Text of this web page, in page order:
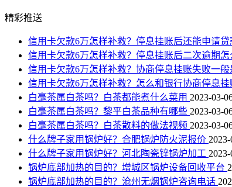
精彩推送
信用卡欠款6万怎样补救？停息挂账后还能申请贷
信用卡欠款6万怎样补救？停息挂账后二次逾期怎
信用卡欠款6万怎样补救？协商停息挂账失败一般
信用卡欠款6万怎样补救？怎么和银行协商停息挂
白毫茶属白茶吗？白茶都能煮什么菜用 2023-03-
白毫茶属白茶吗？黎平白茶品种有哪些 2023-03-
白毫茶属白茶吗？白茶散料的做法视频 2023-03-
什么牌子家用锅炉好？合肥锅炉防火泥报价
什么牌子家用锅炉好？河北陶瓷锌锅炉加工
锅炉底部加热的目的？增城区锅炉设备回收平台
锅炉底部加热的目的？沧州无烟锅炉咨询电话